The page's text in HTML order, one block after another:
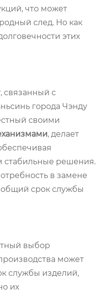
что может
след. Но как
этих
связанный с
города Чэнду
своими
, делает
решения.
в замене
общий срок службы
выбор
может
службы изделий,
их